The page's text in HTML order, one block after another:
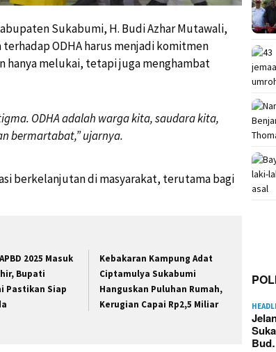
Sukabumi, H. Budi Azhar Mutawali,
ODHA harus menjadi komitmen
hanya melukai, tetapi juga menghambat
ODHA adalah warga kita, saudara kita,
bermartabat,” ujarnya.
berkelanjutan di masyarakat, terutama bagi
2025 Masuk
Bupati
Pastikan Siap
Kebakaran Kampung Adat
Ciptamulya Sukabumi
Hanguskan Puluhan Rumah,
Kerugian Capai Rp2,5 Miliar